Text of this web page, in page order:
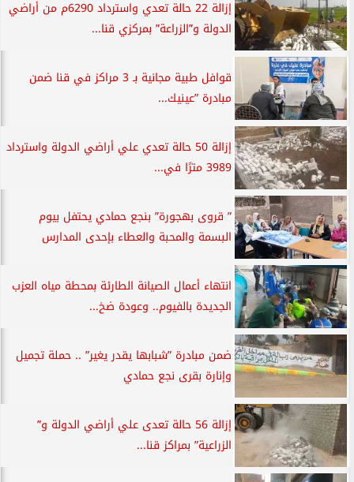
إزالة 22 حالة تعدي واسترداد 6290م من أراضي
الدولة و”الزراعة” بمركزي قنا...
قوافل طبية مجانية بـ 3 مراكز في قنا ضمن
مبادرة ”عينيك...
إزالة 50 حالة تعدي علي أراضي الدولة واسترداد
3989 مترًا في...
” قروى بهجورة” بنجع حمادي يحتفل بيوم
البسمة والمحبة والعطاء بإحدى المدارس
انتهاء أعمال الصيانة الطارئة بمحطة مياه العزب
الجديدة بالفيوم.. وعودة ضخ...
ضمن مبادرة ”شبابها يقدر يغير” .. حملة تجميل
وإنارة بقرى نجع حمادي
إزالة 56 حالة تعدى علي أراضي الدولة و”
الزراعية” بمراكز قنا...